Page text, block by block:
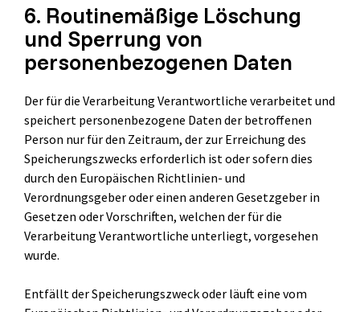
6. Routinemäßige Löschung
und Sperrung von
personenbezogenen Daten
Der für die Verarbeitung Verantwortliche verarbeitet und
speichert personenbezogene Daten der betroffenen
Person nur für den Zeitraum, der zur Erreichung des
Speicherungszwecks erforderlich ist oder sofern dies
durch den Europäischen Richtlinien- und
Verordnungsgeber oder einen anderen Gesetzgeber in
Gesetzen oder Vorschriften, welchen der für die
Verarbeitung Verantwortliche unterliegt, vorgesehen
wurde.
Entfällt der Speicherungszweck oder läuft eine vom